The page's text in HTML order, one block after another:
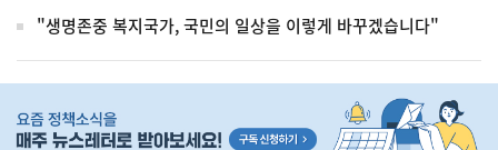
"생명존중 복지국가, 국민의 일상을 이렇게 바꾸겠습니다"
단